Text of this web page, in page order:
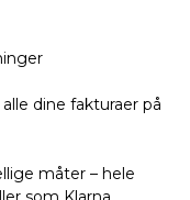
dine fakturaer på
måter – hele